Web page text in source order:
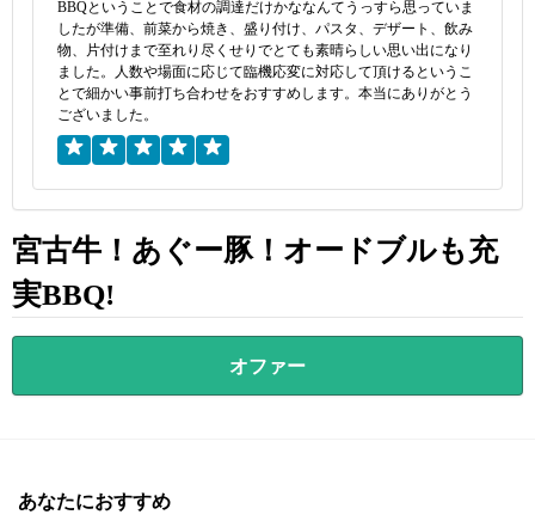
BBQということで食材の調達だけかななんてうっすら思っていま
したが準備、前菜から焼き、盛り付け、パスタ、デザート、飲み
物、片付けまで至れり尽くせりでとても素晴らしい思い出になり
ました。人数や場面に応じて臨機応変に対応して頂けるというこ
とで細かい事前打ち合わせをおすすめします。本当にありがとう
ございました。
宮古牛！あぐー豚！オードブルも充
実BBQ!
オファー
あなたにおすすめ